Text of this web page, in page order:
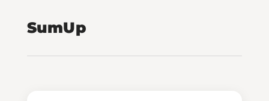
SumUp